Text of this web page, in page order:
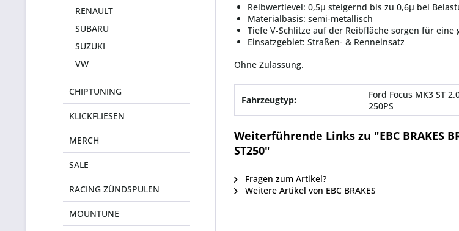
RENAULT
SUBARU
SUZUKI
VW
CHIPTUNING
KLICKFLIESEN
MERCH
SALE
RACING ZÜNDSPULEN
MOUNTUNE
Reibwertlevel: 0,5µ steigernd bis zu 0,6µ bei
Materialbasis: semi-metallisch
Tiefe V-Schlitze auf der Reibfläche sorgen für
Einsatzgebiet: Straßen- & Renneinsatz
Ohne Zulassung.
Fahrzeugtyp:
Ford Focus MK3 ST
250PS
Weiterführende Links zu "EBC BRAKES
ST250"
Fragen zum Artikel?
Weitere Artikel von EBC BRAKES